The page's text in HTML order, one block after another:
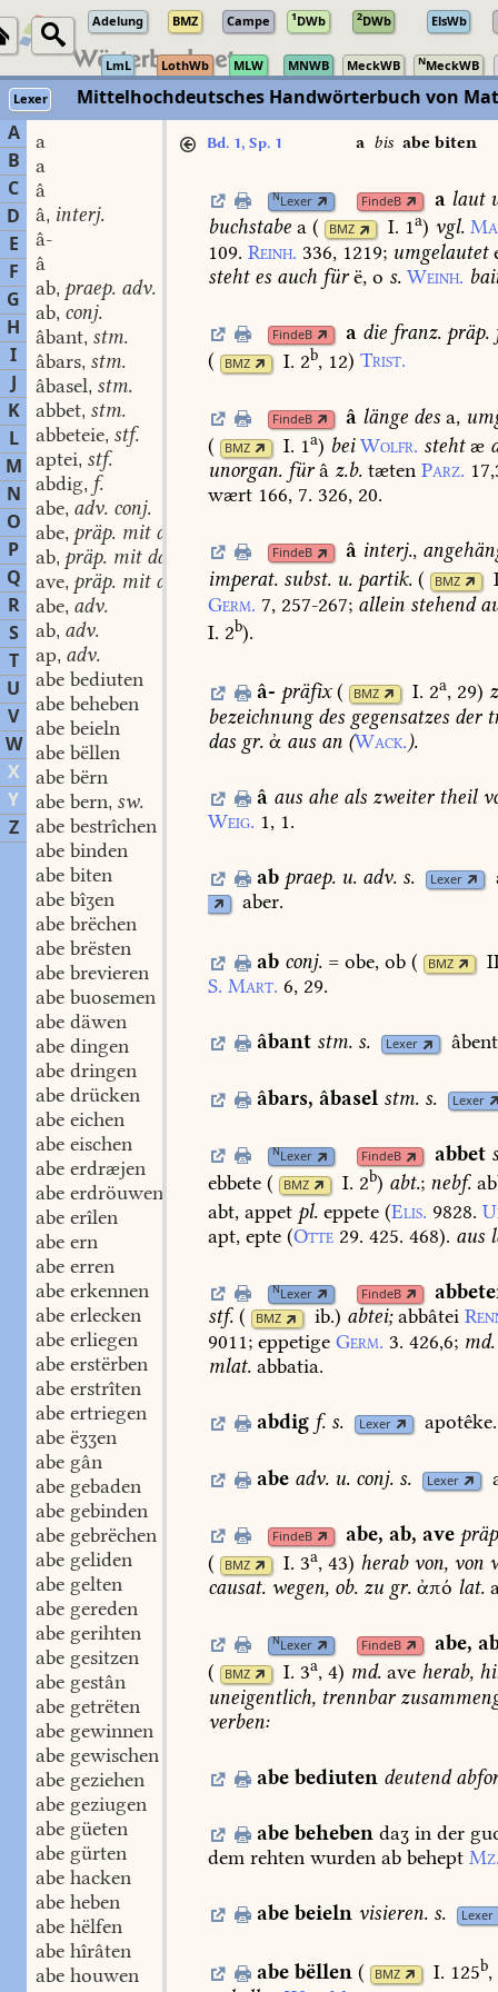
Adelung BMZ Campe 1DWb 2DWb ElsWb
LmL LothWb MLW MNWB MeckWB NMeckWB
Lexer
Mittelhochdeutsches Handwörterbuch von
A
B
C
D
E
F
G
H
I
J
K
L
M
N
O
P
Q
R
S
T
U
V
W
X
Y
Z
a
a
â
â, interj.
â-
â
ab, praep. adv.
ab, conj.
âbant, stm.
âbars, stm.
âbasel, stm.
abbet, stm.
abbeteie, stf.
aptei, stf.
abdig, f.
abe, adv. conj.
abe, präp. mit dat.
ab, präp. mit dat.
ave, präp. mit dat.
abe, adv.
ab, adv.
ap, adv.
abe bediuten
abe beheben
abe beieln
abe bëllen
abe bërn
abe bern, sw.
abe bestrîchen
abe binden
abe biten
abe bîʒen
abe brëchen
abe brësten
abe brevieren
abe buosemen
abe däwen
abe dingen
abe dringen
abe drücken
abe eichen
abe eischen
abe erdræjen
abe erdröuwen
abe erîlen
abe ern
abe erren
abe erkennen
abe erlecken
abe erliegen
abe erstërben
abe erstrîten
abe ertriegen
abe ëʒʒen
abe gân
abe gebaden
abe gebinden
abe gebrëchen
abe geliden
abe gelten
abe gereden
abe gerihten
abe gesitzen
abe gestân
abe getrëten
abe gewinnen
abe gewischen
abe geziehen
abe geziugen
abe güeten
abe gürten
abe hacken
abe heben
abe hëlfen
abe hîrâten
abe houwen
Bd. 1, Sp. 1 abis abe biten
NLexer FindeB a laut
buchstabe a ( BMZ I. 1a) vgl.
109. Reinh. 336, 1219; umgelautet
stehtes auch fürë, o s. Weinh.
FindeB a die franz. präp.
(
BMZ I. 2b, 12) Trist.
FindeB â länge des a,
(
BMZ I. 1a) bei Wolfr. stehtæ
unorgan. fürâ z.b. tæten Parz.
wært 166, 7. 326, 20.
FindeB â interj.,
imperat. subst. u. partik. ( BMZ
Germ. 7, 257-267; allein stehend
I. 2b).
â- präfix ( BMZ I. 2a, 29)
bezeichnungdes gegensatzes der
das gr. ἀ aus an (Wack.).
â ausahe alszweitertheil
Weig. 1, 1.
ab praep. u. adv. s. Lexer
aber.
ab conj.=obe,ob ( BMZ
S. Mart. 6, 29.
âbant stm. s. Lexer
âbars, âbasel stm. s. Lexer
NLexer FindeB abbet
ebbete ( BMZ I. 2b) abt.; nebf.
abt, appet pl. eppete (Elis. 9828.
apt, epte (Otte 29. 425. 468). aus
NLexer FindeB
stf. ( BMZ ib.) abtei; abbâtei
9011; eppetige Germ. 3. 426,6; md.
mlat. abbatia.
abdig f. s. Lexer apotêke.
abe adv. u. conj. s. Lexer
FindeB abe, ab, ave
(
BMZ I. 3a, 43) herabvon, von
causat. wegen, ob. zu gr. ἀπό lat.
NLexer FindeB abe,
(
BMZ I. 3a, 4) md. ave herab,
uneigentlich, trennbar
verben:
abebediuten deutend
abebeheben daʒinder
dem rehten wurden ab behept
abebeieln visieren. s. Lexer
abebëllen ( BMZ I. 125b,